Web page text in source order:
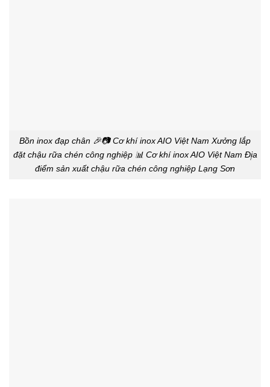
Bồn inox đạp chân 🎉📷 Cơ khí inox AIO Việt Nam Xưởng lắp
đặt chậu rữa chén công nghiệp 📊 Cơ khí inox AIO Việt Nam Đị̣a
điểm sản xuất chậu rữa chén công nghiệp Lạng Sơn